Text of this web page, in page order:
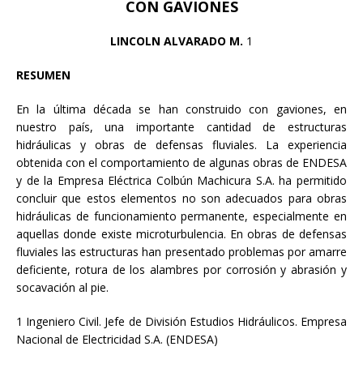
CON GAVIONES
LINCOLN ALVARADO M. 1
RESUMEN
En la última década se han construido con gaviones, en
nuestro país, una importante cantidad de estructuras
hidráulicas y obras de defensas fluviales. La experiencia
obtenida con el comportamiento de algunas obras de ENDESA
y de la Empresa Eléctrica Colbún Machicura S.A. ha permitido
concluir que estos elementos no son adecuados para obras
hidráulicas de funcionamiento permanente, especialmente en
aquellas donde existe microturbulencia. En obras de defensas
fluviales las estructuras han presentado problemas por amarre
deficiente, rotura de los alambres por corrosión y abrasión y
socavación al pie.
1 Ingeniero Civil. Jefe de División Estudios Hidráulicos. Empresa
Nacional de Electricidad S.A. (ENDESA)